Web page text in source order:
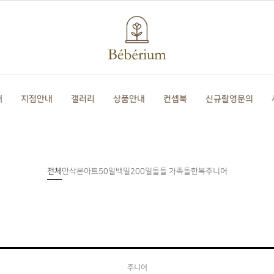
지점안내 갤러리 상품안내 컨셉북 신규촬영문의
전체 만삭본아트 50일 백일 200일돌돌 가족돌한복주니어
주니어